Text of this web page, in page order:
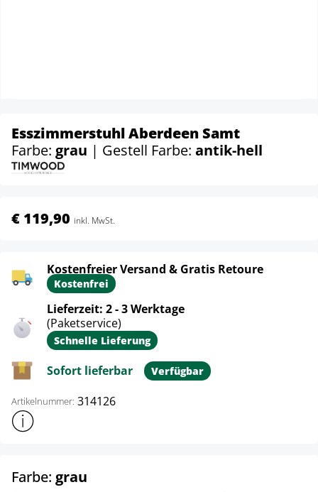
Esszimmerstuhl Aberdeen Samt
Farbe: grau | Gestell Farbe: antik-hell
€ 119,90 inkl. MwSt.
Kostenfreier Versand & Gratis Retoure
Kostenfrei
Lieferzeit: 2 - 3 Werktage
(Paketservice)
Schnelle Lieferung
Sofort lieferbar Verfügbar
Artikelnummer: 314126
Weitere Produktinformationen anzeigen
Farbe: grau